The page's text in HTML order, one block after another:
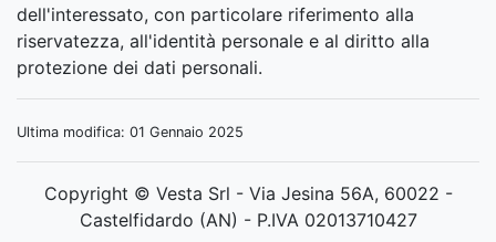
dell'interessato, con particolare riferimento alla
riservatezza, all'identità personale e al diritto alla
protezione dei dati personali.
Ultima modifica: 01 Gennaio 2025
Copyright © Vesta Srl - Via Jesina 56A, 60022 -
Castelfidardo (AN) - P.IVA 02013710427